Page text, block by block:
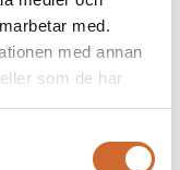
med.
med annan
som de har